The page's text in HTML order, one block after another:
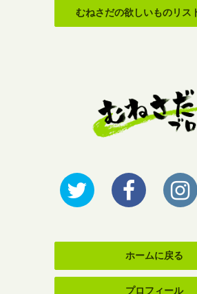
むねさだの欲しいものリス
ホームに戻る
プロフィール